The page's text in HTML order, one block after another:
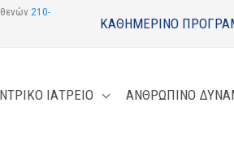
210-
ΚΑΘΗΜΕΡΙΝΟ
ΙΑΤΡΕΙΟ ΑΝΘΡΩΠΙΝΟ